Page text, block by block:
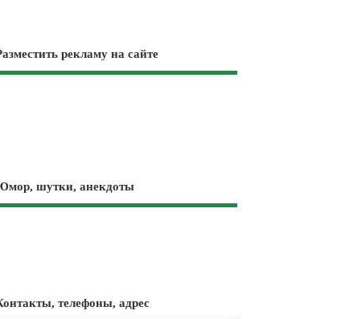
рекламу на сайте
шутки, анекдоты
телефоны, адрес